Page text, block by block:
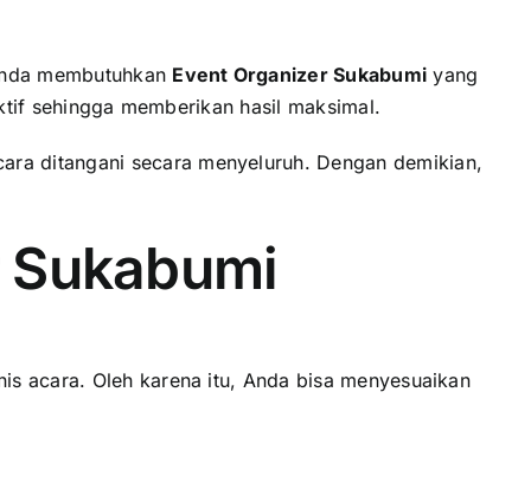
membutuhkan Event Organizer Sukabumi yang
sehingga memberikan hasil maksimal.
ditangani secara menyeluruh. Dengan demikian,
acara. Oleh karena itu, Anda bisa menyesuaikan